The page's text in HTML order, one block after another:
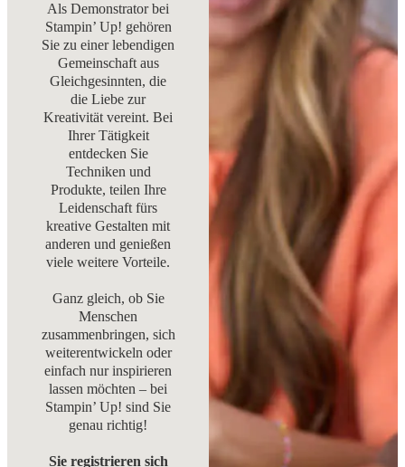
Als Demonstrator bei
Stampin’ Up! gehören
Sie zu einer lebendigen
Gemeinschaft aus
Gleichgesinnten, die
die Liebe zur
Kreativität vereint. Bei
Ihrer Tätigkeit
entdecken Sie
Techniken und
Produkte, teilen Ihre
Leidenschaft fürs
kreative Gestalten mit
anderen und genießen
viele weitere Vorteile.
Ganz gleich, ob Sie
Menschen
zusammenbringen, sich
weiterentwickeln oder
einfach nur inspirieren
lassen möchten – bei
Stampin’ Up! sind Sie
genau richtig!
Sie registrieren sich